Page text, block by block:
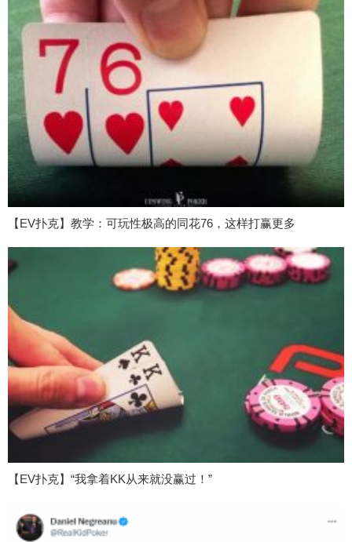
【EV扑克】教学：可玩性极高的同花76，这样打赢更多
【EV扑克】“我拿着KK从来就没赢过！”